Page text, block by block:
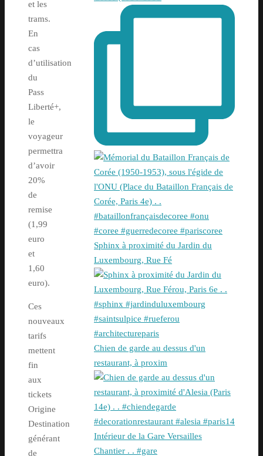
et les
trams.
En
cas
d’utilisation
du
Pass
Liberté+,
le
voyageur
permettra
d’avoir
20%
de
remise
(1,99
euro
et
1,60
euro).
Ces
nouveaux
tarifs
mettent
fin
aux
tickets
Origine
Destination
générant
de
Sphinx à proximité du Jardin du
Luxembourg, Rue Fé
Chien de garde au dessus d'un
restaurant, à proxim
Intérieur de la Gare Versailles
Chantier . . #gare